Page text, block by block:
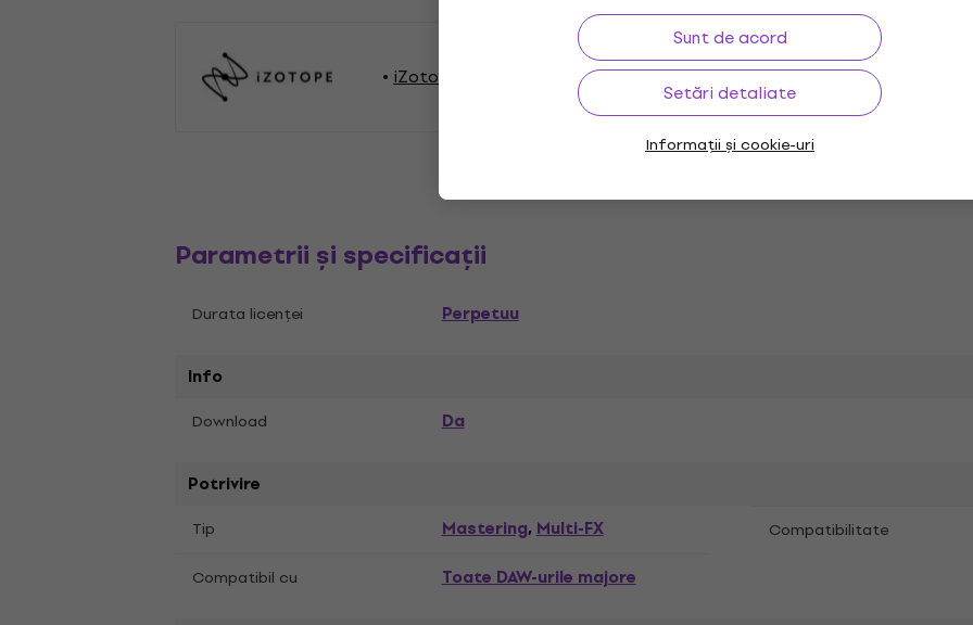
Sunt de acord
Setări detaliate
Informații și cookie-uri
iZotope Studio iZotope Software de studio iZotope
Parametrii și specificații
Durata licenței Perpetuu
Info
Download Da
Potrivire
Tip Mastering,Multi-FX Compatibilitate
Compatibil cu Toate DAW-urile majore